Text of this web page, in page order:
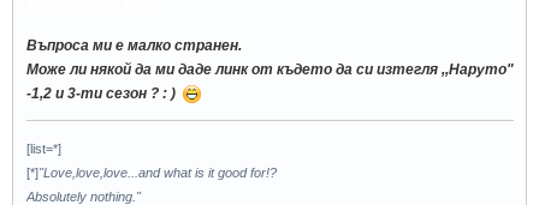
Въпроса ми е малко странен.
Може ли някой да ми даде линк от където да си изтегля ,,Наруто"
-1,2 и 3-ти сезон ? : )
[list=*]
[*]"Love,love,love...and what is it good for!?
Absolutely nothing."